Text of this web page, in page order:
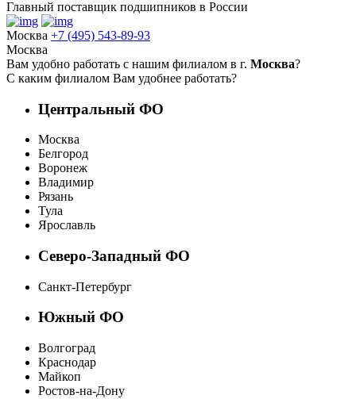
Главный поставщик подшипников в России
Москва +7 (495) 543-89-93
Москва
Вам удобно работать с нашим филиалом в г. Москва?
С каким филиалом Вам удобнее работать?
Центральный ФО
Москва
Белгород
Воронеж
Владимир
Рязань
Тула
Ярославль
Северо-Западный ФО
Санкт-Петербург
Южный ФО
Волгоград
Краснодар
Майкоп
Ростов-на-Дону